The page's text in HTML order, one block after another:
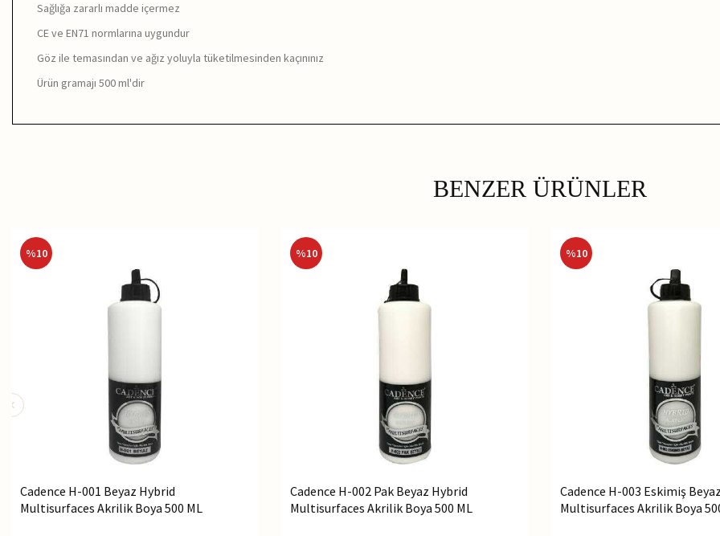
Sağlığa zararlı madde içermez
CE ve EN71 normlarına uygundur
Göz ile temasından ve ağız yoluyla tüketilmesinden kaçınınız
Ürün gramajı 500 ml'dir
BENZER ÜRÜNLER
%10
Cadence H-001 Beyaz Hybrid
Multisurfaces Akrilik Boya 500 ML
%10
Cadence H-002 Pak Beyaz Hybrid
Multisurfaces Akrilik Boya 500 ML
%10
Cadence H-003 Eskimiş
Multisurfaces Akrilik Boya